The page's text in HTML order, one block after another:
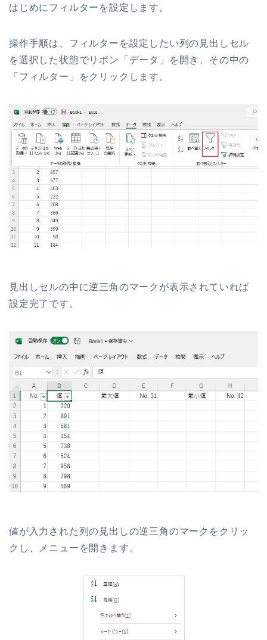
はじめにフィルターを設定します。
操作手順は、フィルターを設定したい列の見出しセル
を選択した状態でリボン「データ」を開き、その中の
「フィルター」をクリックします。
見出しセルの中に逆三角のマークが表示されていれば
設定完了です。
値が入力された列の見出しの逆三角のマークをクリッ
クし、メニューを開きます。